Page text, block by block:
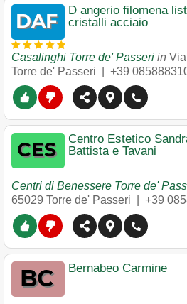
D angerio filomena
cristalli acciaio
Casalinghi Torre de' Passeri in
Torre de' Passeri
+39
Centro Estetico
Battista e Tavani
Centri di Benessere Torre de'
65029 Torre de' Passeri +39
Bernabeo Carmine